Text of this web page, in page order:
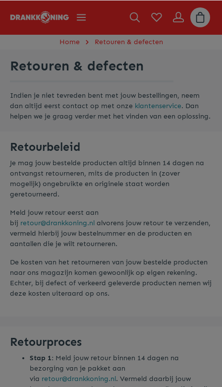
Home Retouren & defecten
Retouren & defecten
Indien je niet tevreden bent met jouw bestellingen, neem
dan altijd eerst contact op met onze klantenservice. Dan
helpen we je graag verder met het vinden van een oplossing.
Retourbeleid
Je mag jouw bestelde producten altijd binnen 14 dagen na
ontvangst retourneren, mits de producten in (zover
mogelijk) ongebruikte en originele staat worden
geretourneerd.
Meld jouw retour eerst aan
bij retour@drankkoning.nl alvorens jouw retour te verzenden,
vermeld hierbij jouw bestelnummer en de producten en
aantallen die je wilt retourneren.
De kosten van het retourneren van jouw bestelde producten
naar ons magazijn komen gewoonlijk op eigen rekening.
Echter, bij defect of verkeerd geleverde producten nemen wij
deze kosten uiteraard op ons.
Retourproces
Stap 1: Meld jouw retour binnen 14 dagen na
bezorging van je pakket aan
via retour@drankkoning.nl. Vermeld daarbij jouw